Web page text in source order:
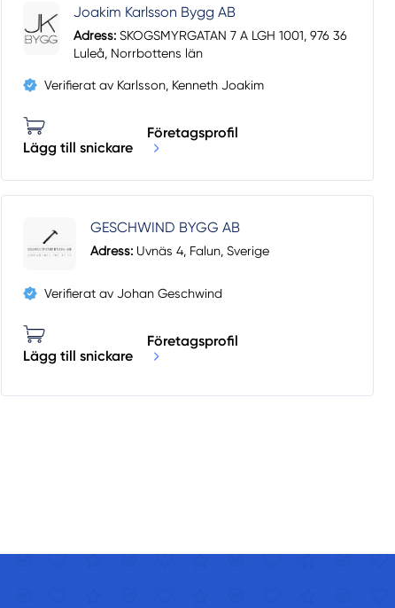
Joakim Karlsson Bygg AB
Adress:SKOGSMYRGATAN 7 A LGH 1001, 976 36
Luleå, Norrbottens län
Verifierat av Karlsson, Kenneth Joakim
Lägg till snickare
Företagsprofil
GESCHWIND BYGG AB
Adress:Uvnäs 4, Falun, Sverige
Verifierat av Johan Geschwind
Lägg till snickare
Företagsprofil